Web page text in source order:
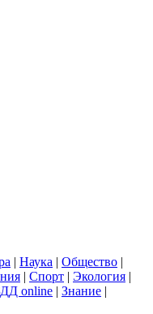
| Наука | Общество |
| Спорт | Экология |
online | Знание |